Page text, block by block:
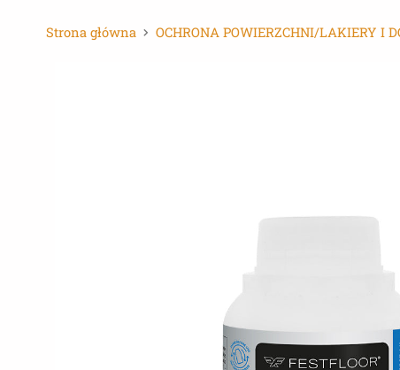
Strona główna OCHRONA POWIERZCHNI/LAKIERY I